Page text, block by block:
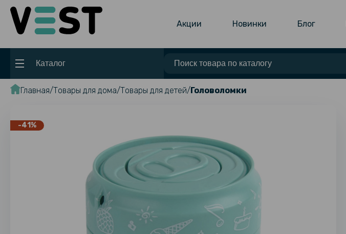
Акции Новинки Блог
Каталог
Главная Товары для дома Товары для детей Головоломки
-41%